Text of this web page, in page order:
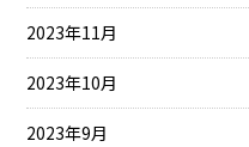
2023年11月
2023年10月
2023年9月